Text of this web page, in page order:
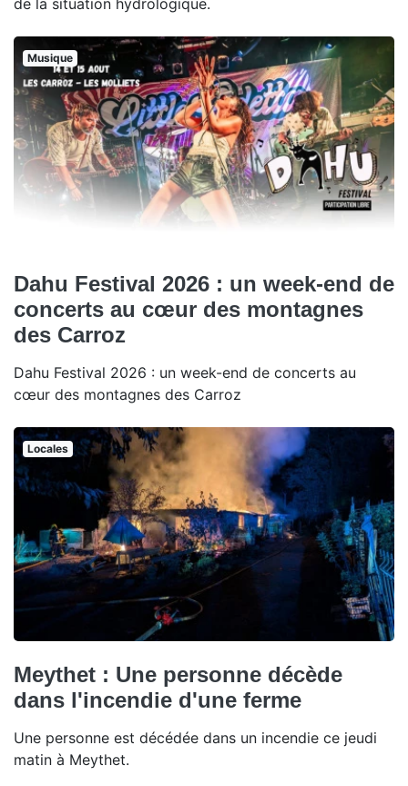
de la situation hydrologique.
Musique
Dahu Festival 2026 : un week-end de
concerts au cœur des montagnes
des Carroz
Dahu Festival 2026 : un week-end de concerts au
cœur des montagnes des Carroz
Locales
Meythet : Une personne décède
dans l'incendie d'une ferme
Une personne est décédée dans un incendie ce jeudi
matin à Meythet.